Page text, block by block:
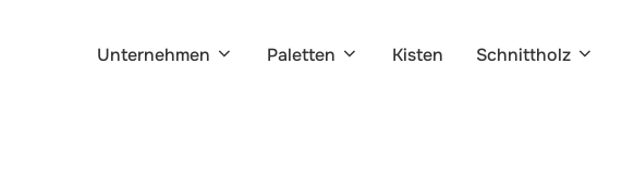
Unternehmen Paletten Kisten Schnittholz